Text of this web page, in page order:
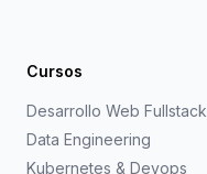
Cursos
Desarrollo Web Fullstack
Data Engineering
Kubernetes & Devops